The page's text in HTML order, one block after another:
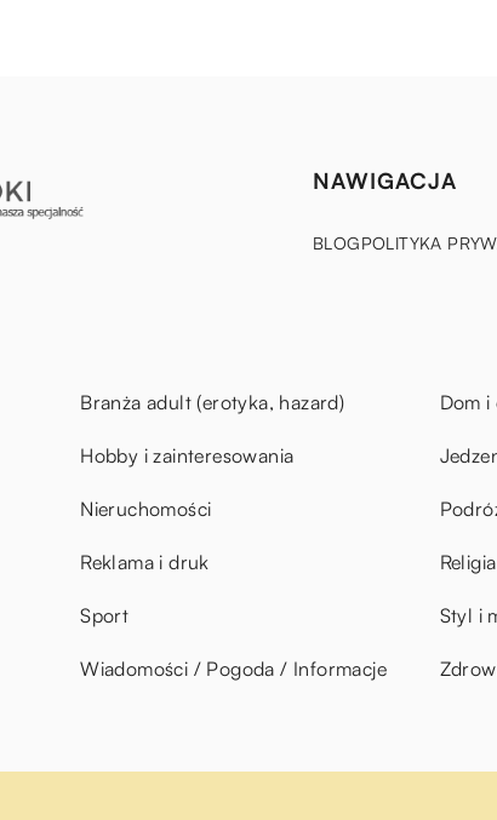
NAWIGACJA
BLOGPOLITYKA
Branża adult (erotyka, hazard) Dom
Hobby i zainteresowania
Nieruchomości
Reklama i druk
Sport Styl i
Wiadomości / Pogoda / Informacje